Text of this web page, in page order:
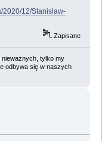
2020/12/Stanislaw-
Zapisane
tylko my
odbywa się w naszych